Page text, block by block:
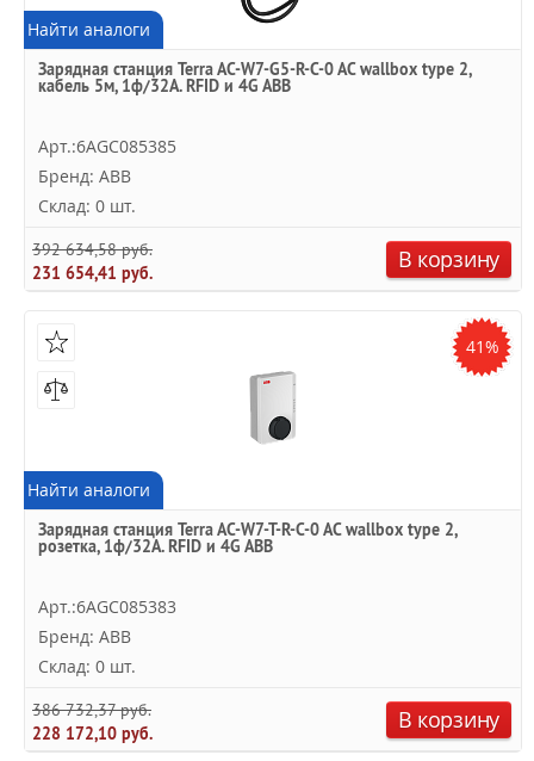
Найти аналоги
Зарядная станция Terra AC-W7-G5-R-C-0 AC wallbox type 2,
кабель 5м, 1ф/32A. RFID и 4G ABB
Арт.:6AGC085385
Бренд: ABB
Склад: 0 шт.
392 634,58 руб.
231 654,41 руб.
В корзину
41%
Найти аналоги
Зарядная станция Terra AC-W7-T-R-C-0 AC wallbox type 2,
розетка, 1ф/32A. RFID и 4G ABB
Арт.:6AGC085383
Бренд: ABB
Склад: 0 шт.
386 732,37 руб.
228 172,10 руб.
В корзину